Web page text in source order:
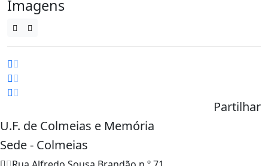
Imagens
Partilhar
U.F. de Colmeias e Memória
Sede - Colmeias